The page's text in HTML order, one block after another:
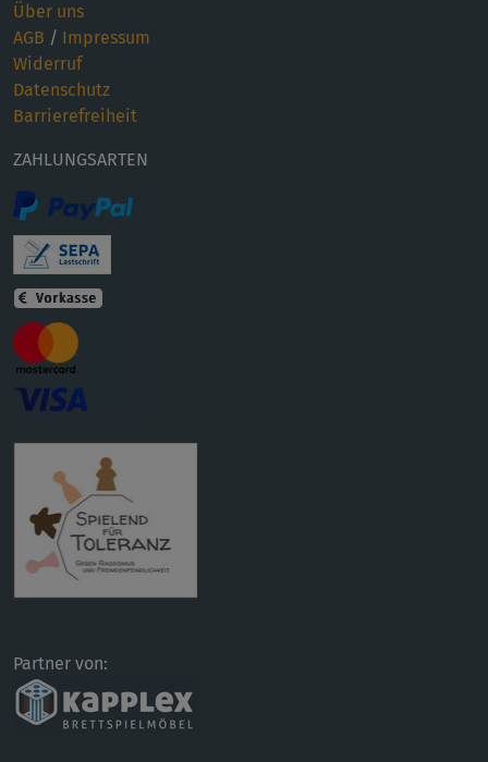
Über uns
AGB / Impressum
Widerruf
Datenschutz
Barrierefreiheit
ZAHLUNGSARTEN
Partner von: